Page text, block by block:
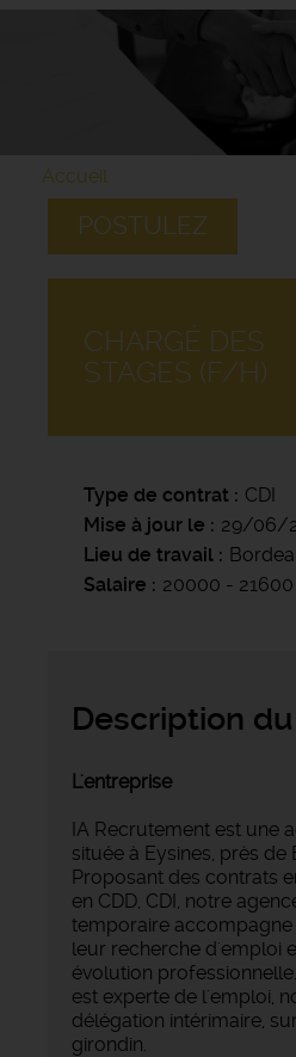
Accueil
POSTULEZ
CHARGÉ DES
STAGES (F/H)
Type de contrat
CDI
Mise à jour le
29/06/
Lieu de travail
Salaire
20000 -
Description
L'entreprise
IA Recrutement est une
située à Eysines, près de
Proposant des contrats
en CDD, CDI, notre
temporaire accompagne
leur recherche d'emploi
évolution
est experte de l'emploi,
délégation intérimaire,
girondin.